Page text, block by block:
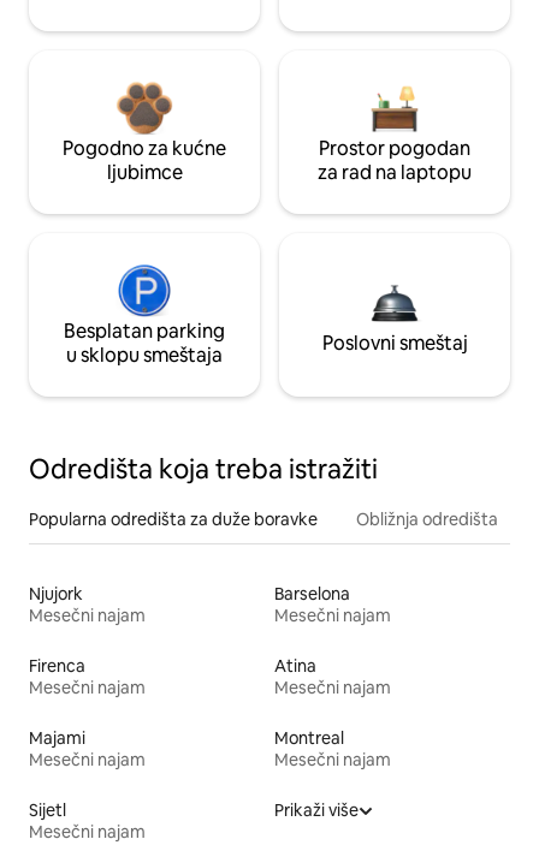
Pogodno za kućne
ljubimce
Prostor pogodan
za rad na laptopu
Besplatan parking
u sklopu smeštaja
Poslovni smeštaj
Odredišta koja treba istražiti
Popularna odredišta za duže boravke Obližnja odredišta
Njujork
Mesečni najam
Barselona
Mesečni najam
Firenca
Mesečni najam
Atina
Mesečni najam
Majami
Mesečni najam
Montreal
Mesečni najam
Sijetl
Mesečni najam
Prikaži više